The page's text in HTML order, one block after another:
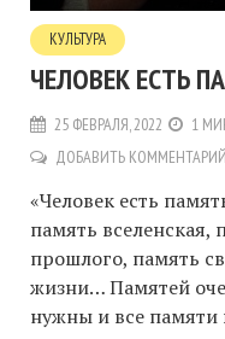
КУЛЬТУРА
ЧЕЛОВЕК ЕСТЬ
25 ФЕВРАЛЯ, 2022
1
ДОБАВИТЬ КОММЕНТАРИЙ
«Человек есть
память вселенская,
прошлого, память
жизни… Памятей
нужны и все